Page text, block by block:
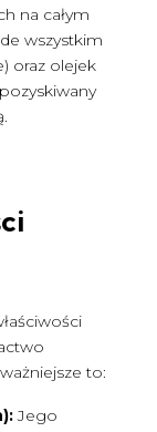
na całym
wszystkim
oraz olejek
to:
Jego